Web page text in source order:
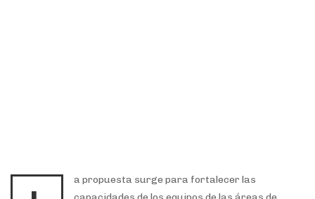
a propuesta surge para fortalecer las